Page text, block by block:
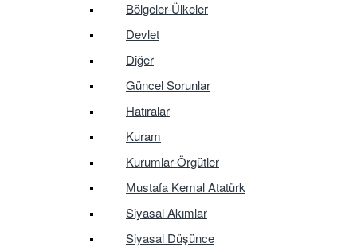
Bölgeler-Ülkeler
Devlet
Diğer
Güncel Sorunlar
Hatıralar
Kuram
Kurumlar-Örgütler
Mustafa Kemal Atatürk
Siyasal Akımlar
Siyasal Düşünce